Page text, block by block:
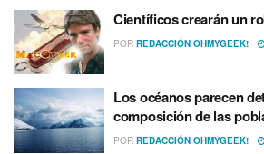
Cientí­ficos crearán un
POR REDACCIÓN OHMYGEEK!
Los océanos parecen
composición de las
POR REDACCIÓN OHMYGEEK!